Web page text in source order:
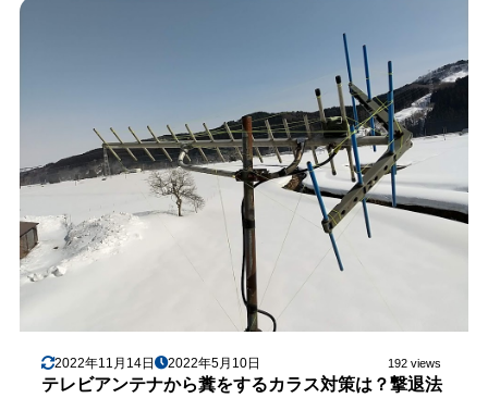
2022年11月14日 2022年5月10日 192 views
テレビアンテナから糞をするカラス対策は？撃退法